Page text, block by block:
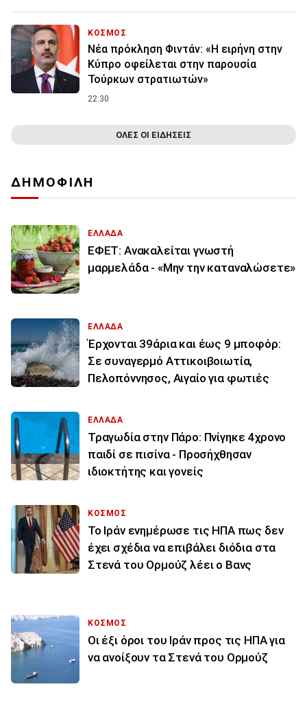
ΚΟΣΜΟΣ
Νέα πρόκληση Φιντάν: «Η ειρήνη στην
Κύπρο οφείλεται στην παρουσία
Τούρκων στρατιωτών»
22:30
ΟΛΕΣ ΟΙ ΕΙΔΗΣΕΙΣ
ΔΗΜΟΦΙΛΗ
ΕΛΛΑΔΑ
ΕΦΕΤ: Ανακαλείται γνωστή
μαρμελάδα - «Μην την καταναλώσετε»
ΕΛΛΑΔΑ
Έρχονται 39άρια και έως 9 μποφόρ:
Σε συναγερμό Αττικοιβοιωτία,
Πελοπόννησος, Αιγαίο για φωτιές
ΕΛΛΑΔΑ
Τραγωδία στην Πάρο: Πνίγηκε 4χρονο
παιδί σε πισίνα - Προσήχθησαν
ιδιοκτήτης και γονείς
ΚΟΣΜΟΣ
To Ιράν ενημέρωσε τις ΗΠΑ πως δεν
έχει σχέδια να επιβάλει διόδια στα
Στενά του Ορμούζ λέει ο Βανς
ΚΟΣΜΟΣ
Οι έξι όροι του Ιράν προς τις ΗΠΑ για
να ανοίξουν τα Στενά του Ορμούζ